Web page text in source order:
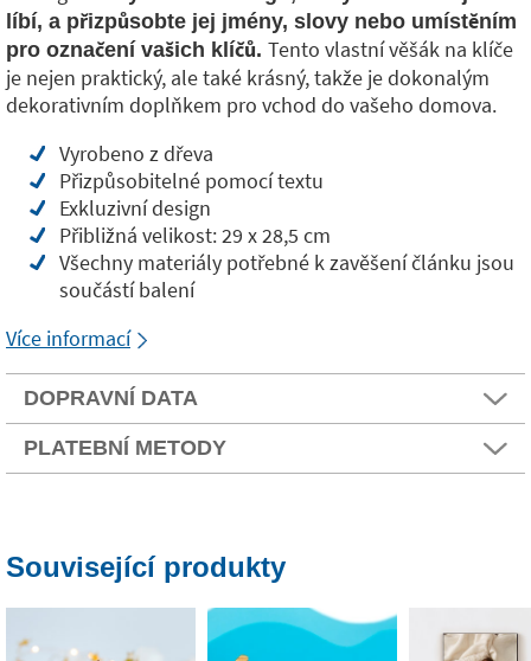
líbí, a přizpůsobte jej jmény, slovy nebo umístěním
pro označení vašich klíčů. Tento vlastní věšák na klíče
je nejen praktický, ale také krásný, takže je dokonalým
dekorativním doplňkem pro vchod do vašeho domova.
Vyrobeno z dřeva
Přizpůsobitelné pomocí textu
Exkluzivní design
Přibližná velikost: 29 x 28,5 cm
Všechny materiály potřebné k zavěšení článku jsou
součástí balení
Více informací
DOPRAVNÍ DATA
PLATEBNÍ METODY
Související produkty